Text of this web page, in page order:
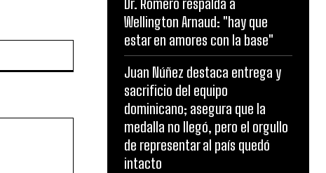
Dr. Romero respalda a
Wellington Arnaud: "hay que
estar en amores con la base"
Juan Núñez destaca entrega y
sacrificio del equipo
dominicano; asegura que la
medalla no llegó, pero el orgullo
de representar al país quedó
intacto